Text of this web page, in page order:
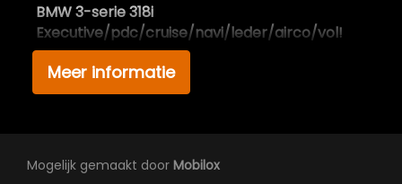
Metaalkleur
Mistlampen voor
Mistlampen voor
Sportonderstel
BMW 3-serie 318i
Executive/pdc/cruise/navi/leder/airco/vol!
Extra informatie:
Deze keurig onderhouden BMW 318I benzine
handgeschakelde 6 bak gecombineerd met
de krachtige en zuinige 143pk 1.8 benzine
Meer informatie
Mogelijk gemaakt door Mobilox